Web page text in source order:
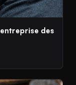
des